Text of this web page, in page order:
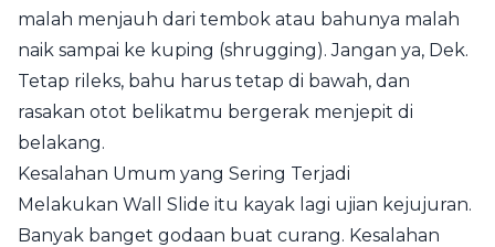
malah menjauh dari tembok atau bahunya malah
naik sampai ke kuping (shrugging). Jangan ya, Dek.
Tetap rileks, bahu harus tetap di bawah, dan
rasakan otot belikatmu bergerak menjepit di
belakang.
Kesalahan Umum yang Sering Terjadi
Melakukan Wall Slide itu kayak lagi ujian kejujuran.
Banyak banget godaan buat curang. Kesalahan